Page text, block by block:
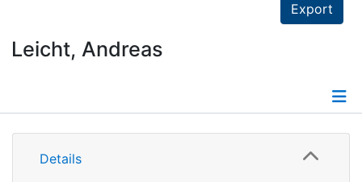
Export
Leicht, Andreas
Details
Details